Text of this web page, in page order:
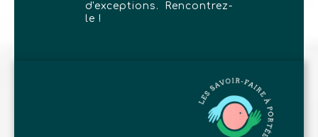
d'exceptions. Rencontrez-
le !